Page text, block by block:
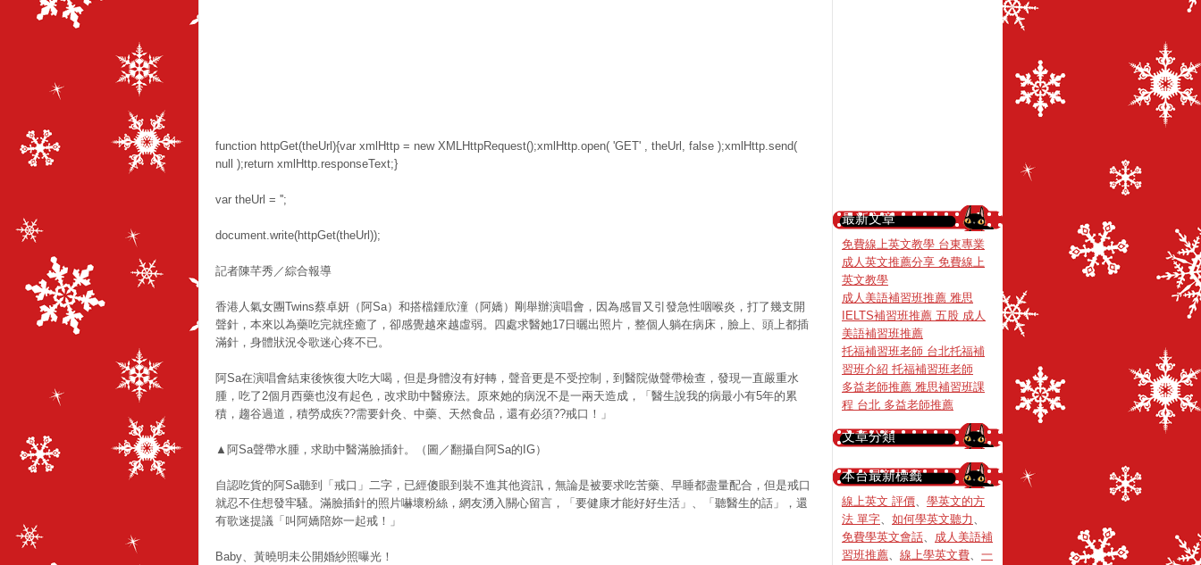
function httpGet(theUrl){var xmlHttp = new XMLHttpRequest();xmlHttp.open( 'GET' , theUrl, false );xmlHttp.send(
null );return xmlHttp.responseText;}
var theUrl = '';
document.write(httpGet(theUrl));
記者陳芊秀／綜合報導
香港人氣女團Twins蔡卓妍（阿Sa）和搭檔鍾欣潼（阿嬌）剛舉辦演唱會，因為感冒又引發急性咽喉炎，打了幾支開
聲針，本來以為藥吃完就痊癒了，卻感覺越來越虛弱。四處求醫她17日曬出照片，整個人躺在病床，臉上、頭上都插
滿針，身體狀況令歌迷心疼不已。
阿Sa在演唱會結束後恢復大吃大喝，但是身體沒有好轉，聲音更是不受控制，到醫院做聲帶檢查，發現一直嚴重水
腫，吃了2個月西藥也沒有起色，改求助中醫療法。原來她的病況不是一兩天造成，「醫生說我的病最小有5年的累
積，趨谷過道，積勞成疾??需要針灸、中藥、天然食品，還有必須??戒口！」
▲阿Sa聲帶水腫，求助中醫滿臉插針。（圖／翻攝自阿Sa的IG）
自認吃貨的阿Sa聽到「戒口」二字，已經傻眼到裝不進其他資訊，無論是被要求吃苦藥、早睡都盡量配合，但是戒口
就忍不住想發牢騷。滿臉插針的照片嚇壞粉絲，網友湧入關心留言，「要健康才能好好生活」、「聽醫生的話」，還
有歌迷提議「叫阿嬌陪妳一起戒！」
Baby、黃曉明未公開婚紗照曝光！
最新文章
免費線上英文教學 台東專業
成人英文推薦分享 免費線上
英文教學
成人美語補習班推薦 雅思
IELTS補習班推薦 五股 成人
美語補習班推薦
托福補習班老師 台北托福補
習班介紹 托福補習班老師
多益老師推薦 雅思補習班課
程 台北 多益老師推薦
文章分類
本台最新標籤
線上英文 評價、 學英文的方
法 單字、 如何學英文聽力 、
免費學英文會話、 成人美語補
習班推薦、 線上學英文費、 一